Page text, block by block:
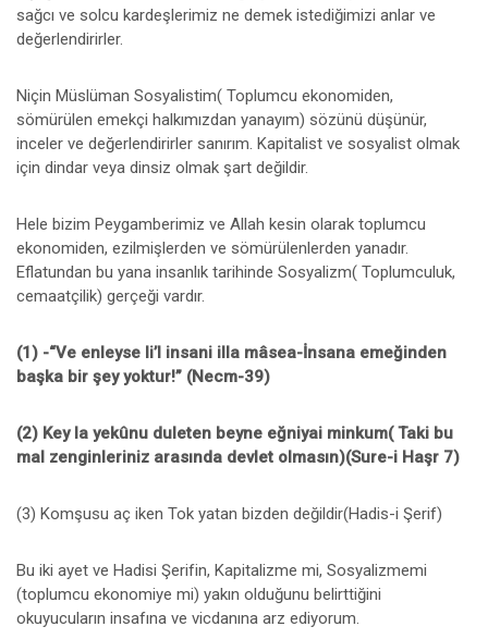
sağcı ve solcu kardeşlerimiz ne demek istediğimizi anlar ve
değerlendirirler.
Niçin Müslüman Sosyalistim( Toplumcu ekonomiden,
sömürülen emekçi halkımızdan yanayım) sözünü düşünür,
inceler ve değerlendirirler sanırım. Kapitalist ve sosyalist olmak
için dindar veya dinsiz olmak şart değildir.
Hele bizim Peygamberimiz ve Allah kesin olarak toplumcu
ekonomiden, ezilmişlerden ve sömürülenlerden yanadır.
Eflatundan bu yana insanlık tarihinde Sosyalizm( Toplumculuk,
cemaatçilik) gerçeği vardır.
(1) -“Ve enleyse li’l insani illa mâsea-İnsana emeğinden
başka bir şey yoktur!” (Necm-39)
(2) Key la yekûnu duleten beyne eğniyai minkum( Taki bu
mal zenginleriniz arasında devlet olmasın)(Sure-i Haşr 7)
(3) Komşusu aç iken Tok yatan bizden değildir(Hadis-i Şerif)
Bu iki ayet ve Hadisi Şerifin, Kapitalizme mi, Sosyalizmemi
(toplumcu ekonomiye mi) yakın olduğunu belirttiğini
okuyucuların insafına ve vicdanına arz ediyorum.